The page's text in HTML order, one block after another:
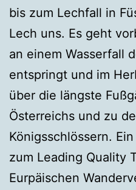
bis zum Lechfall in
Lech uns. Es geht
an einem Wasserfall
entspringt und im
über die längste
Österreichs und zu
Königsschlössern.
zum Leading Quality
Eurpäischen